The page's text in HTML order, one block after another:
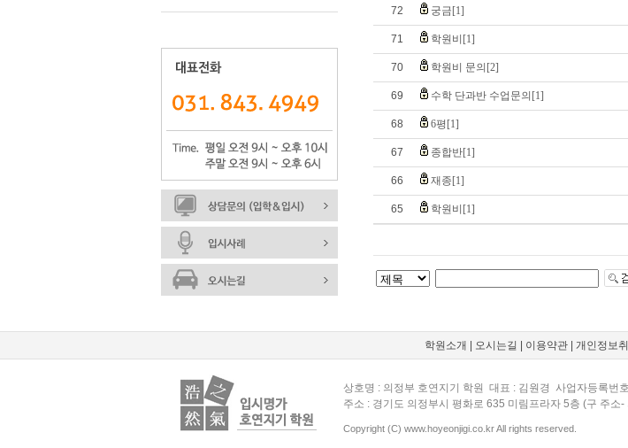
72 궁금[1]
71 학원비[1]
70 학원비 문의[2]
69 수학 단과반 수업문의[1]
68 6평[1]
67 종합반[1]
66 재종[1]
65 학원비[1]
학원소개 오시는길 이용약관 개인정보
상호명 : 의정부 호연지기 학원 대표 : 김원경 사업자등록번
주소 : 경기도 의정부시 평화로 635 미림프라자 5층 (구 주
Copyright (C) www.hoyeonjigi.co.kr All rights reserved.